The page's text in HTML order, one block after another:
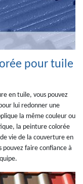
pour tuile
en tuile, vous pouvez
lui redonner une
la même couleur ou
la peinture colorée
vie de la couverture en
faire confiance à